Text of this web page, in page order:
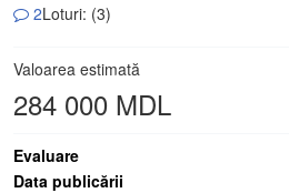
2Loturi: (3)
Valoarea estimată
284 000 MDL
Evaluare
Data publicării